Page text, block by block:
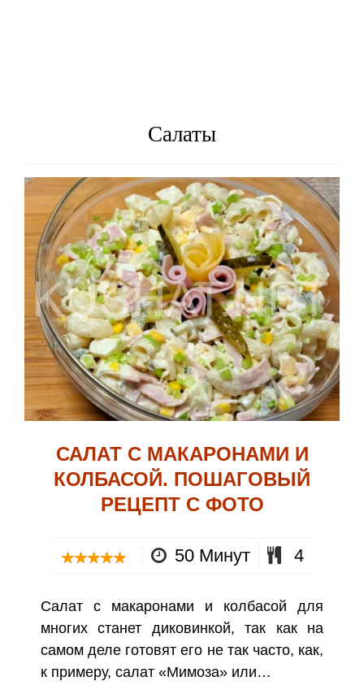
Салаты
САЛАТ С МАКАРОНАМИ И
КОЛБАСОЙ. ПОШАГОВЫЙ
РЕЦЕПТ С ФОТО
50 Минут 4
Салат с макаронами и колбасой для
многих станет диковинкой, так как на
самом деле готовят его не так часто, как,
к примеру, салат «Мимоза» или…